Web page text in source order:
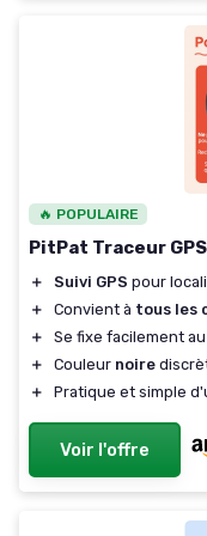
🔥 POPULAIRE
PitPat Traceur
＋ Suivi GPS pour
＋
Convient à tous les
＋
Se fixe facilement au
＋
Couleur noire
＋
Pratique et simple
Voir l'offre